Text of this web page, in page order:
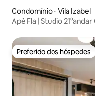
Condomínio ⋅ Vila Izabel
Apê Fla | Studio
Preferido dos hóspedes
Preferido dos hóspedes